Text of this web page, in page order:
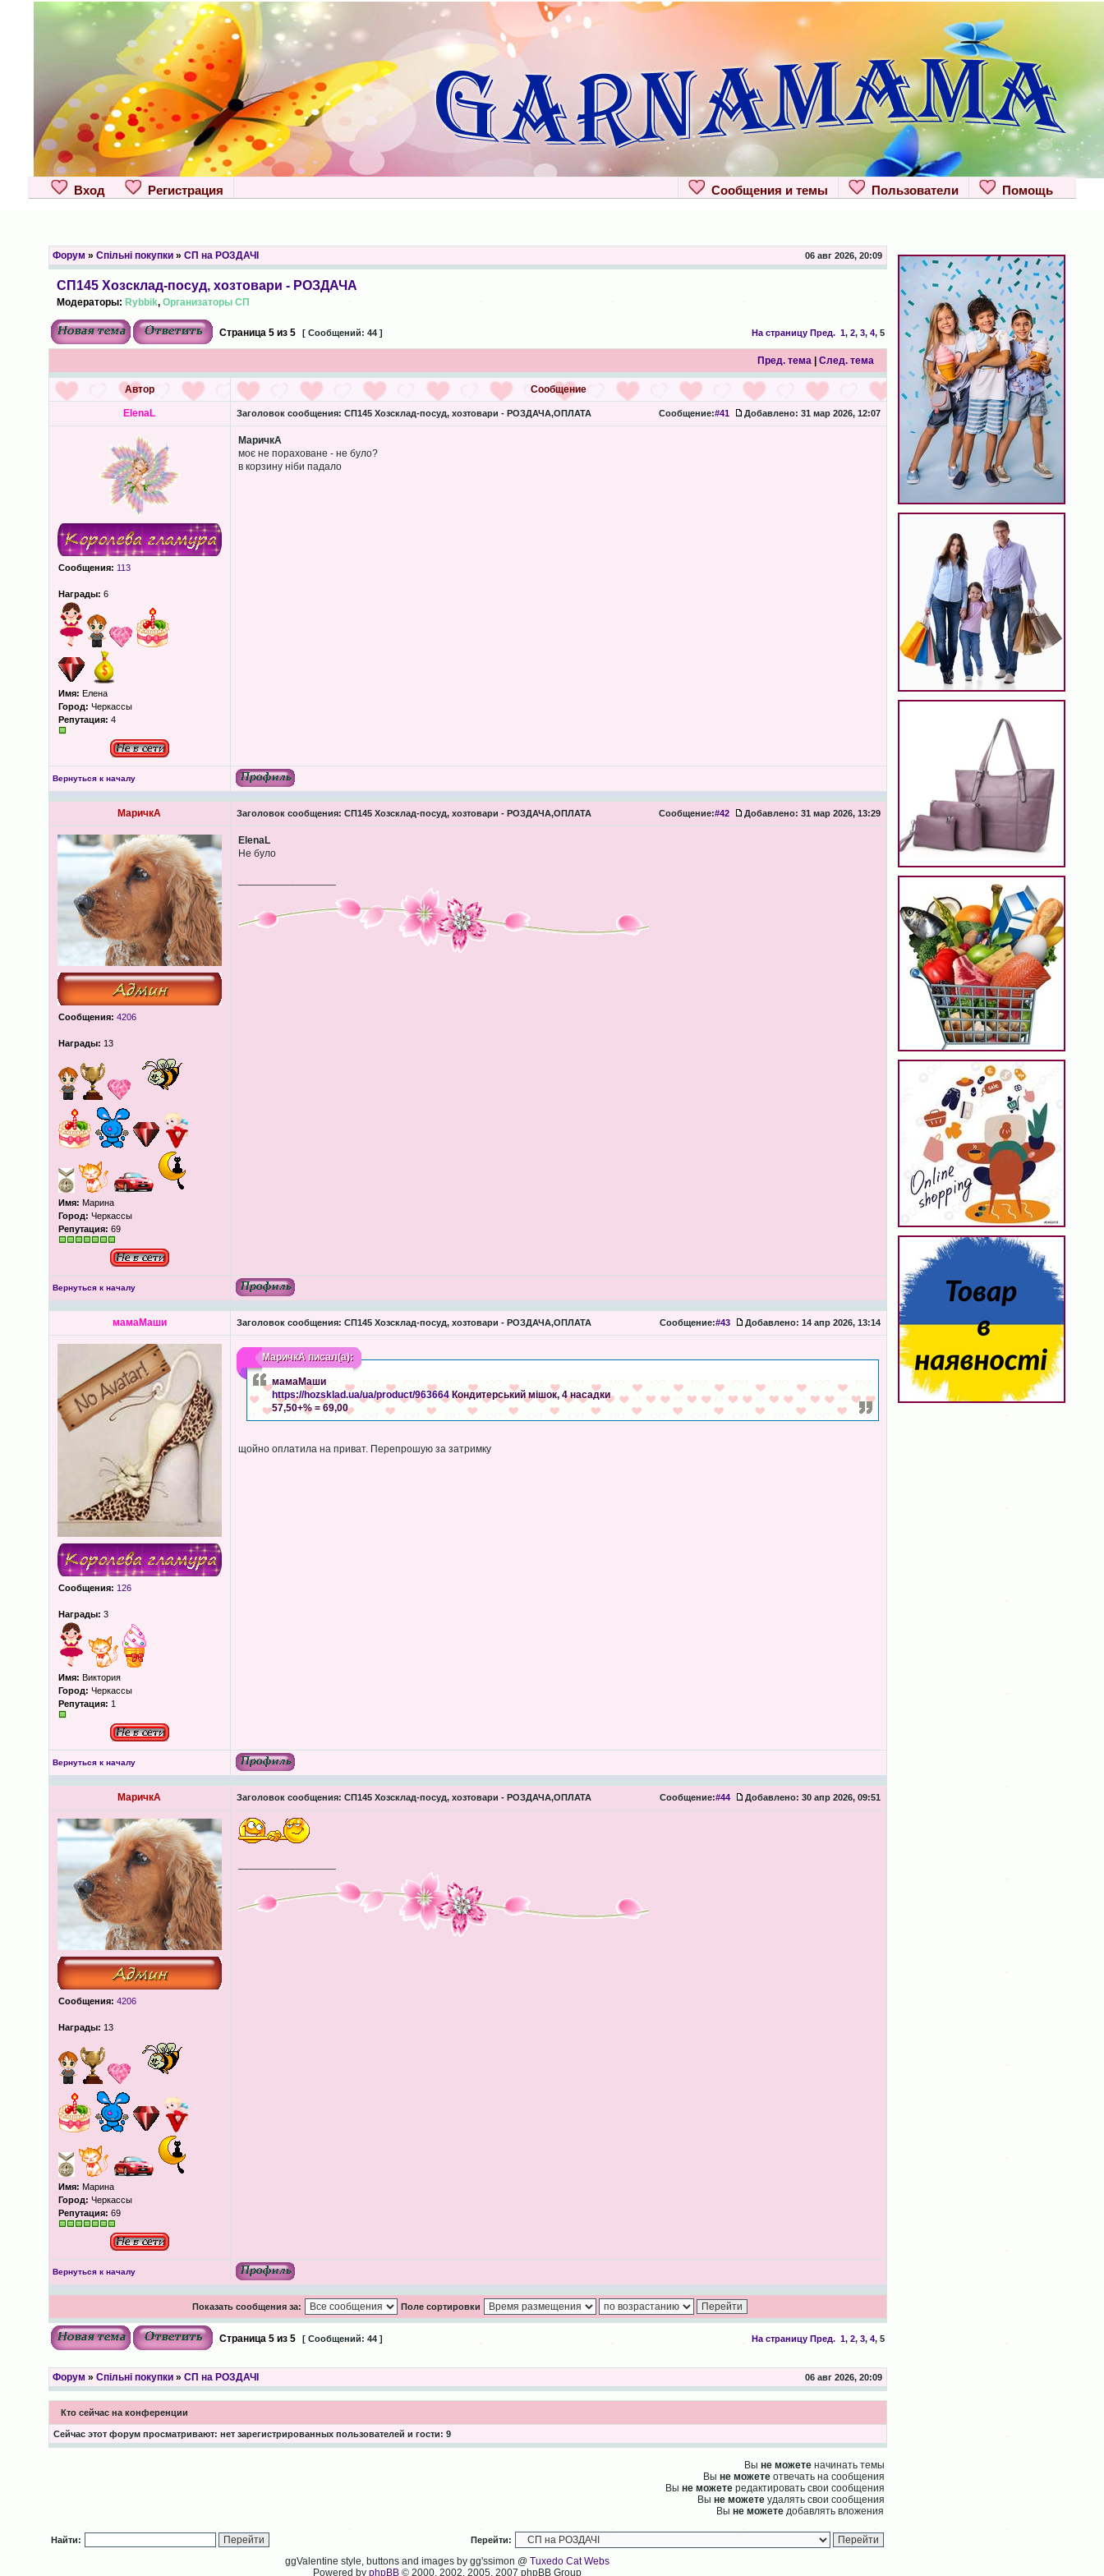
Вход Регистрация Помощь
Пользователи
Сообщения и темы
Форум » Спільні покупки» СП на РОЗДАЧІ 06 авг 2026, 20:09
СП145 Хозсклад-посуд, хозтовари - РОЗДАЧА
Модераторы: Rybbik, Организаторы СП
Страница 5из 5 [ Сообщений: 44 ] На страницу Пред. 1, 2, 3, 4, 5
Пред. тема| След. тема
Автор Сообщение
ElenaL Заголовок сообщения: СП145 Хозсклад-посуд, хозтовари - РОЗДАЧА,ОПЛАТА Сообщение:#41 Добавлено: 31 мар 2026, 12:07
Сообщения: 113
Награды: 6
Имя: Елена
Город: Черкассы
Репутация: 4
МаричкА
моє не пораховане - не було?
в корзину ніби падало
Вернуться к началу
МаричкА Заголовок сообщения: СП145 Хозсклад-посуд, хозтовари - РОЗДАЧА,ОПЛАТА Сообщение:#42 Добавлено: 31 мар 2026, 13:29
Сообщения: 4206
Награды: 13
Имя: Марина
Город: Черкассы
Репутация: 69
ElenaL
Не було
Вернуться к началу
мамаМаши Заголовок сообщения: СП145 Хозсклад-посуд, хозтовари - РОЗДАЧА,ОПЛАТА Сообщение:#43 Добавлено: 14 апр 2026, 13:14
Сообщения: 126
Награды: 3
Имя: Виктория
Город: Черкассы
Репутация: 1
МаричкАписал(а):
мамаМаши
https://hozsklad.ua/ua/product/963664Кондитерський мішок, 4 насадки
57,50+% = 69,00
щойно оплатила на приват. Перепрошую за затримку
Вернуться к началу
МаричкА Заголовок сообщения: СП145 Хозсклад-посуд, хозтовари - РОЗДАЧА,ОПЛАТА Сообщение:#44 Добавлено: 30 апр 2026, 09:51
Сообщения: 4206
Награды: 13
Имя: Марина
Город: Черкассы
Репутация: 69
Вернуться к началу
Показать сообщения за: Поле сортировки
Страница 5из 5 [ Сообщений: 44 ] На страницу Пред. 1, 2, 3, 4, 5
Форум » Спільні покупки» СП на РОЗДАЧІ 06 авг 2026, 20:09
Кто сейчас на конференции
Сейчас этот форум просматривают: нет зарегистрированных пользователей и гости: 9
Вы не можетеначинать темы
Вы не можетеотвечать на сообщения
Вы не можетередактировать свои сообщения
Вы не можетеудалять свои сообщения
Вы не можетедобавлять вложения
Найти: Перейти:
ggValentine style, buttons and images by gg'ssimon @ Tuxedo Cat Webs
Powered by phpBB© 2000, 2002, 2005, 2007 phpBB Group